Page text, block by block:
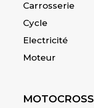
Carrosserie
Cycle
Electricité
Moteur
MOTOCROSS